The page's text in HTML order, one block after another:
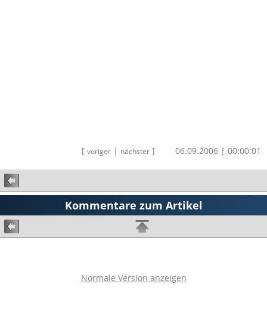
[ voriger | nächster ] 06.09.2006 | 00:00:01
Kommentare zum Artikel
Normale Version anzeigen